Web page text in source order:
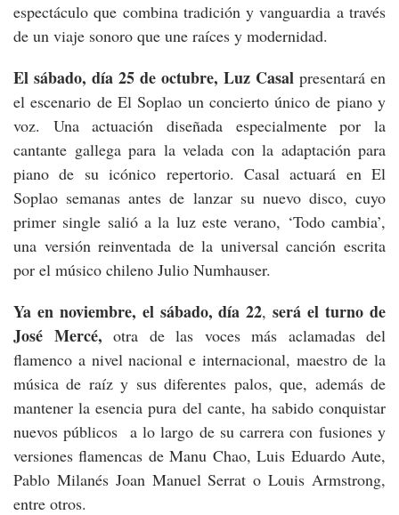
espectáculo que combina tradición y vanguardia a través
de un viaje sonoro que une raíces y modernidad.
El sábado, día 25 de octubre, Luz Casal presentará en
el escenario de El Soplao un concierto único de piano y
voz. Una actuación diseñada especialmente por la
cantante gallega para la velada con la adaptación para
piano de su icónico repertorio. Casal actuará en El
Soplao semanas antes de lanzar su nuevo disco, cuyo
primer single salió a la luz este verano, ‘Todo cambia’,
una versión reinventada de la universal canción escrita
por el músico chileno Julio Numhauser.
Ya en noviembre, el sábado, día 22,será el turno de
José Mercé, otra de las voces más aclamadas del
flamenco a nivel nacional e internacional, maestro de la
música de raíz y sus diferentes palos, que, además de
mantener la esencia pura del cante, ha sabido conquistar
nuevos públicos a lo largo de su carrera con fusiones y
versiones flamencas de Manu Chao, Luis Eduardo Aute,
Pablo Milanés Joan Manuel Serrat o Louis Armstrong,
entre otros.